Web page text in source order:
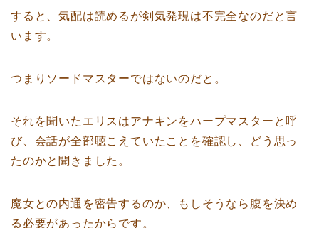
すると、気配は読めるが剣気発現は不完全なのだと言
います。
つまりソードマスターではないのだと。
それを聞いたエリスはアナキンをハープマスターと呼
び、会話が全部聴こえていたことを確認し、どう思っ
たのかと聞きました。
魔女との内通を密告するのか、もしそうなら腹を決め
る必要があったからです。